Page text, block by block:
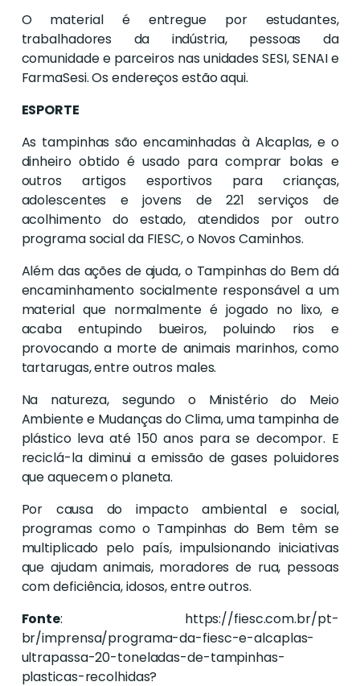
O material é entregue por estudantes,
trabalhadores da indústria, pessoas da
comunidade e parceiros nas unidades SESI, SENAI e
FarmaSesi. Os endereços estão aqui.
ESPORTE
As tampinhas são encaminhadas à Alcaplas, e o
dinheiro obtido é usado para comprar bolas e
outros artigos esportivos para crianças,
adolescentes e jovens de 221 serviços de
acolhimento do estado, atendidos por outro
programa social da FIESC, o Novos Caminhos.
Além das ações de ajuda, o Tampinhas do Bem dá
encaminhamento socialmente responsável a um
material que normalmente é jogado no lixo, e
acaba entupindo bueiros, poluindo rios e
provocando a morte de animais marinhos, como
tartarugas, entre outros males.
Na natureza, segundo o Ministério do Meio
Ambiente e Mudanças do Clima, uma tampinha de
plástico leva até 150 anos para se decompor. E
reciclá-la diminui a emissão de gases poluidores
que aquecem o planeta.
Por causa do impacto ambiental e social,
programas como o Tampinhas do Bem têm se
multiplicado pelo país, impulsionando iniciativas
que ajudam animais, moradores de rua, pessoas
com deficiência, idosos, entre outros.
Fonte: https://fiesc.com.br/pt-
br/imprensa/programa-da-fiesc-e-alcaplas-
ultrapassa-20-toneladas-de-tampinhas-
plasticas-recolhidas?